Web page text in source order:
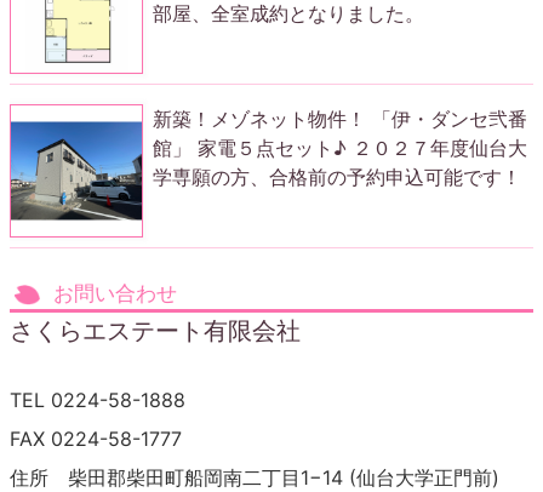
部屋、全室成約となりました。
新築！メゾネット物件！ 「伊・ダンセ弐番
館」 家電５点セット♪ ２０２７年度仙台大
学専願の方、合格前の予約申込可能です！
お問い合わせ
さくらエステート有限会社
TEL 0224-58-1888
FAX 0224-58-1777
住所 柴田郡柴田町船岡南二丁目1−14 (仙台大学正門前)